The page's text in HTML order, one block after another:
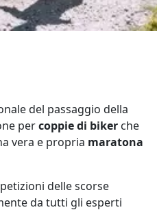
del passaggio della
percoppie di biker che
vera e propria maratona
delle scorse
da tutti gli esperti